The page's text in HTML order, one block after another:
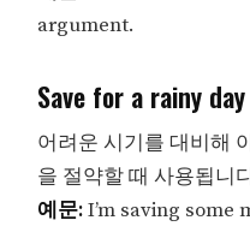
argument.
Save for a rainy day
어려운 시기를 대비해
을 절약할 때 사용됩니
예문:I’m saving some